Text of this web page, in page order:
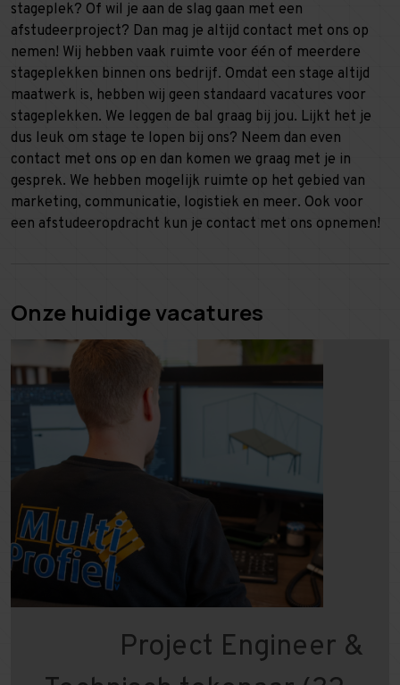
stageplek? Of wil je aan de slag gaan met een
afstudeerproject? Dan mag je altijd contact met ons op
nemen! Wij hebben vaak ruimte voor één of meerdere
stageplekken binnen ons bedrijf. Omdat een stage altijd
maatwerk is, hebben wij geen standaard vacatures voor
stageplekken. We leggen de bal graag bij jou. Lijkt het je
dus leuk om stage te lopen bij ons? Neem dan even
contact met ons op en dan komen we graag met je in
gesprek. We hebben mogelijk ruimte op het gebied van
marketing, communicatie, logistiek en meer. Ook voor
een afstudeeropdracht kun je contact met ons opnemen!
Onze huidige vacatures
Project Engineer &